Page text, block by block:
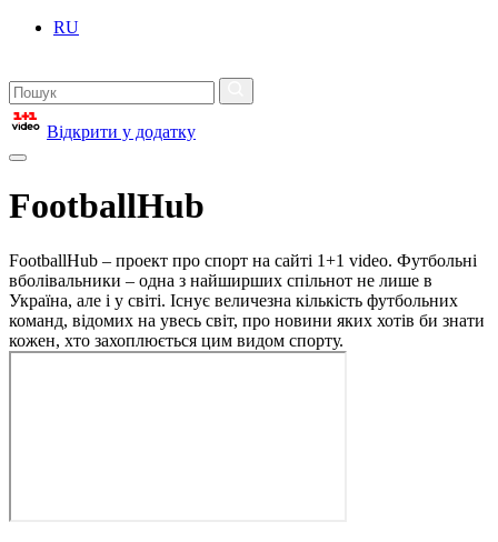
RU
Відкрити у додатку
FootballHub
FootballHub – проект про спорт на сайті 1+1 video. Футбольні
вболівальники – одна з найширших спільнот не лише в
Україна, але і у світі. Існує величезна кількість футбольних
команд, відомих на увесь світ, про новини яких хотів би знати
кожен, хто захоплюється цим видом спорту.